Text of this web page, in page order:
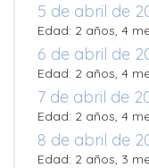
5 de abril de
Edad: 2 años, 4
6 de abril de
Edad: 2 años, 4
7 de abril de
Edad: 2 años, 4
8 de abril de
Edad: 2 años, 3